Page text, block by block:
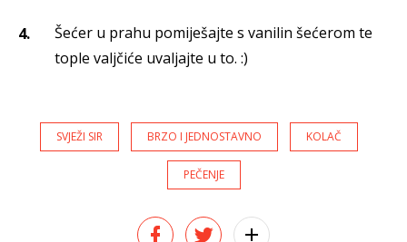
Šećer u prahu pomiješajte s vanilin šećerom te
tople valjčiće uvaljajte u to. :)
SVJEŽI SIR BRZO I JEDNOSTAVNO KOLAČ
PEČENJE